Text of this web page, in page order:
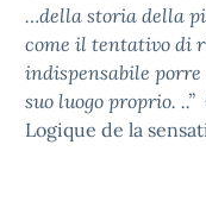
…della storia della
come il tentativo di
indispensabile
suo luogo proprio. ..”
Logique de la